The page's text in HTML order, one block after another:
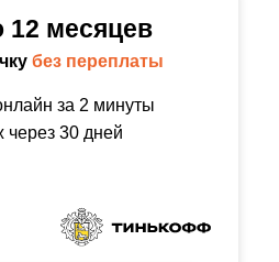
12 месяцев
без переплаты
за 2 минуты
30 дней